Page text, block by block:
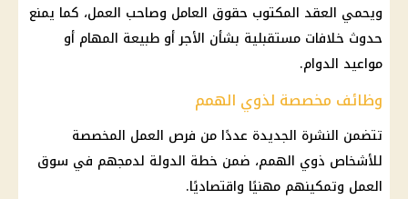
ويحمي العقد المكتوب حقوق العامل وصاحب العمل، كما يمنع
حدوث خلافات مستقبلية بشأن الأجر أو طبيعة المهام أو
مواعيد الدوام.
وظائف مخصصة لذوي الهمم
تتضمن النشرة الجديدة عددًا من فرص العمل المخصصة
للأشخاص ذوي الهمم، ضمن خطة الدولة لدمجهم في سوق
العمل وتمكينهم مهنيًا واقتصاديًا.